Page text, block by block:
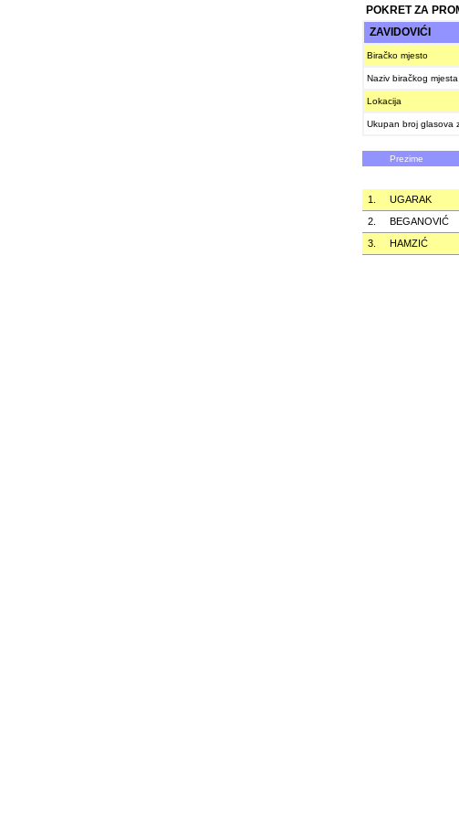
POKRET ZA
ZAVIDOVIĆI
Biračko mjesto
Naziv biračkog mjesta
Lokacija
Ukupan broj glasova
Prezime
1. UGARAK
2.
BEGANOVIĆ
3.
HAMZIĆ